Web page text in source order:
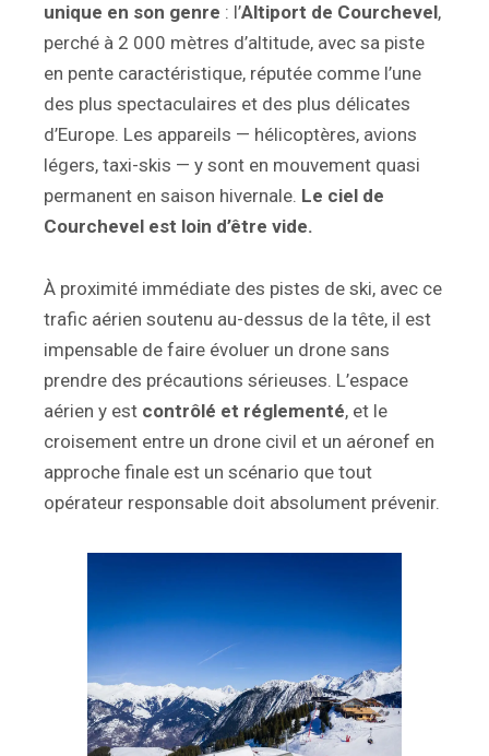
unique en son genre : l’Altiport de Courchevel,
perché à 2 000 mètres d’altitude, avec sa piste
en pente caractéristique, réputée comme l’une
des plus spectaculaires et des plus délicates
d’Europe. Les appareils — hélicoptères, avions
légers, taxi-skis — y sont en mouvement quasi
permanent en saison hivernale. Le ciel de
Courchevel est loin d’être vide.
À proximité immédiate des pistes de ski, avec ce
trafic aérien soutenu au-dessus de la tête, il est
impensable de faire évoluer un drone sans
prendre des précautions sérieuses. L’espace
aérien y est contrôlé et réglementé, et le
croisement entre un drone civil et un aéronef en
approche finale est un scénario que tout
opérateur responsable doit absolument prévenir.